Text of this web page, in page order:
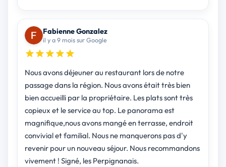
Fabienne Gonzalez
il y a 9 mois sur Google
Nous avons déjeuner au restaurant lors de notre
passage dans la région. Nous avons était très bien
bien accueilli par la propriétaire. Les plats sont très
copieux et le service au top. Le panorama est
magnifique,nous avons mangé en terrasse, endroit
convivial et familial. Nous ne manquerons pas d'y
revenir pour un nouveau séjour. Nous recommandons
vivement ! Signé, les Perpignanais.